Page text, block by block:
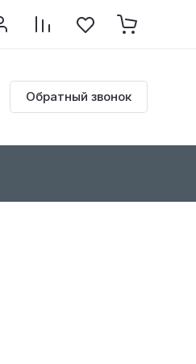
Контакты Документы
Обратный звонок